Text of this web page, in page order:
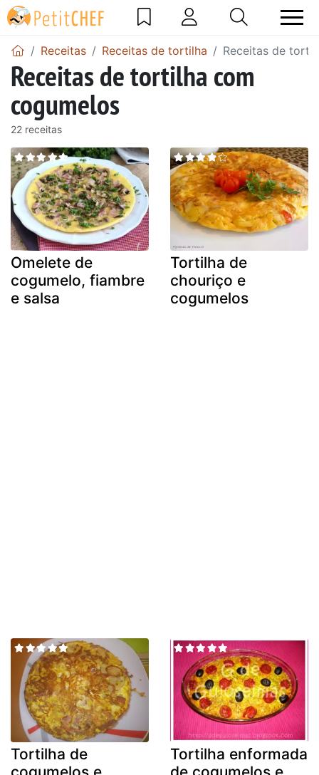
Receitas Receitas de tortilha Receitas de
Receitas de tortilha com
cogumelos
22 receitas
Omelete de
cogumelo, fiambre
e salsa
Tortilha de
chouriço e
cogumelos
Tortilha de
Tortilha enformada